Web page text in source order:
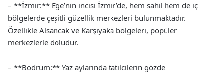
– **İzmir:** Ege’nin incisi İzmir’de, hem sahil hem de iç
bölgelerde çeşitli güzellik merkezleri bulunmaktadır.
Özellikle Alsancak ve Karşıyaka bölgeleri, popüler
merkezlerle doludur.
– **Bodrum:** Yaz aylarında tatilcilerin gözde